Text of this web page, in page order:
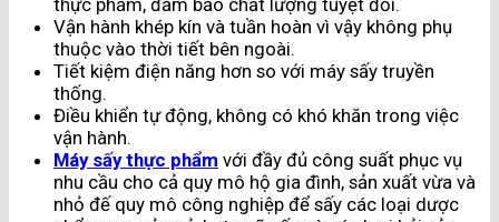
thực phẩm, đảm bảo chất lượng tuyệt đối.
Vận hành khép kín và tuần hoàn vì vậy không phụ
thuộc vào thời tiết bên ngoài.
Tiết kiệm điện năng hơn so với máy sấy truyền
thống.
Điều khiển tự động, không có khó khăn trong việc
vận hành.
Máy sấy thực phẩm với đầy đủ công suất phục vụ
nhu cầu cho cả quy mô hộ gia đình, sản xuất vừa và
nhỏ đế quy mô công nghiệp để sấy các loại dược